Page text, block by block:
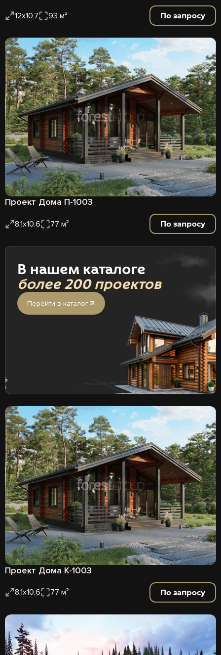
12х10,7 93 м² По запросу
Проект Дома П-1003
8.1х10.6 77 м² По запросу
В нашем каталоге
более 200 проектов
Перейти в каталог
Проект Дома К-1003
8.1х10.6 77 м² По запросу